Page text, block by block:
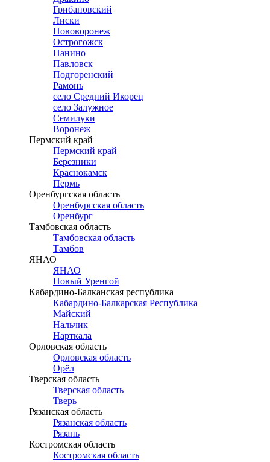
Грибановский
Лиски
Нововоронеж
Острогожск
Панино
Павловск
Подгоренский
Рамонь
село Средний Икорец
село Залужное
Семилуки
Воронеж
Пермский край
Пермский край
Березники
Краснокамск
Пермь
Оренбургская область
Оренбургская область
Оренбург
Тамбовская область
Тамбовская область
Тамбов
ЯНАО
ЯНАО
Новый Уренгой
Кабардино-Балканская республика
Кабардино-Балкарская Республика
Майский
Нальчик
Нарткала
Орловская область
Орловская область
Орёл
Тверская область
Тверская область
Тверь
Рязанская область
Рязанская область
Рязань
Костромская область
Костромская область